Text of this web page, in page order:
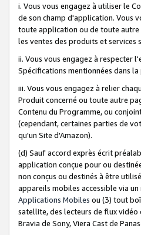
i. Vous vous engagez à utiliser le
de son champ d'application. Vous
toute application ou de toute autre
les ventes des produits et services
ii. Vous vous engagez à respecter
Spécifications mentionnées dans
iii. Vous vous engagez à relier
Produit concerné ou toute autre
Contenu du Programme, ou
(cependant, certaines parties de
qu'un Site d'Amazon).
(d) Sauf accord exprès écrit
application conçue pour ou
non conçus ou destinés à être
appareils mobiles accessible via
Applications Mobiles ou (3) tout
satellite, des lecteurs de flux vidéo
Bravia de Sony, Viera Cast de